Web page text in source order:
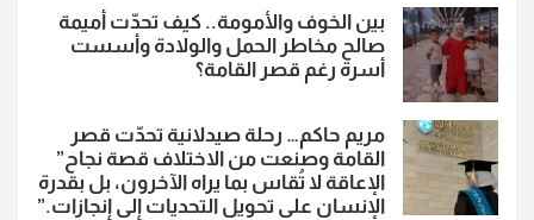
بين الخوف والأمومة.. كيف تحدّت أميمة
صالح مخاطر الحمل والولادة وأسست
أسرة رغم قصر القامة؟
مريم حاكم… رحلة صيدلانية تحدّت قصر
القامة وصنعت من الاختلاف قصة نجاح”
الإعاقة لا تُقاس بما يراه الآخرون، بل بقدرة
الإنسان على تحويل التحديات إلى إنجازات.”